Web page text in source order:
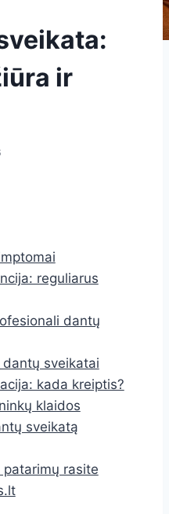
ir
reguliarus
dantų
sveikatai
kada kreiptis?
klaidos
sveikatą
patarimų rasite